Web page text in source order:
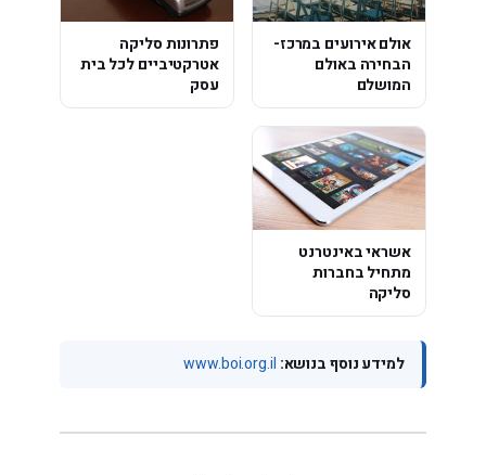
אולם אירועים במרכז-
הבחירה באולם
המושלם
פתרונות סליקה
אטרקטיביים לכל בית
עסק
אשראי באינטרנט
מתחיל בחברות
סליקה
למידע נוסף בנושא: www.boi.org.il